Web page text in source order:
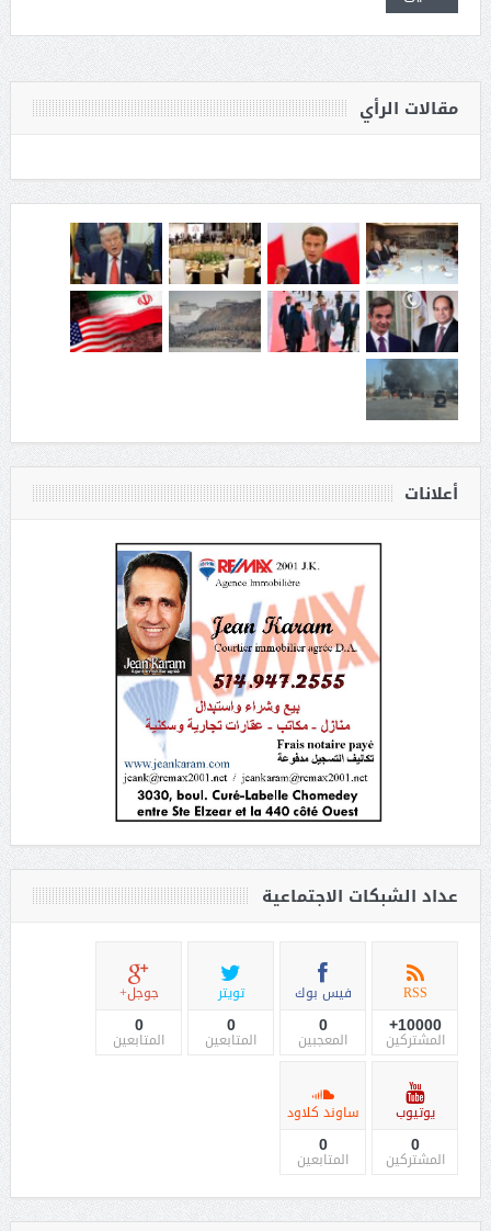
مقالات الرأي
أعلانات
عداد الشبكات الاجتماعية
RSS
10000+
المشتركين
فيس بوك
0
المعجبين
تويتر
0
المتابعين
جوجل+
0
المتابعين
يوتيوب
0
المشتركين
ساوند كلاود
0
المتابعين